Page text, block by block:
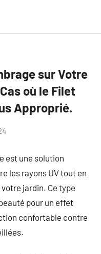
sur Votre
où le Filet
Approprié.
est une solution
les rayons UV tout en
jardin. Ce type
pour un effet
confortable contre